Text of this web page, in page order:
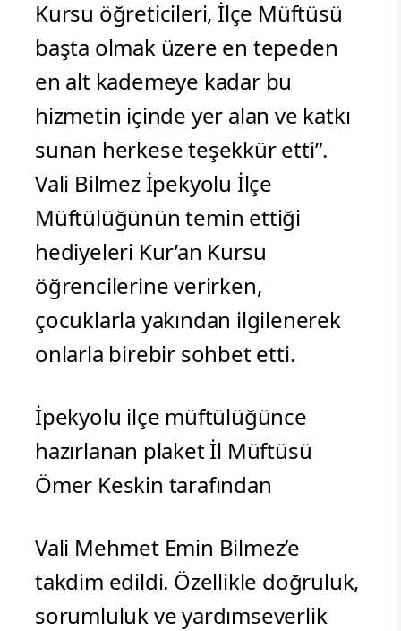
Kursu öğreticileri, İlçe Müftüsü
başta olmak üzere en tepeden
en alt kademeye kadar bu
hizmetin içinde yer alan ve katkı
sunan herkese teşekkür etti”.
Vali Bilmez İpekyolu İlçe
Müftülüğünün temin ettiği
hediyeleri Kur’an Kursu
öğrencilerine verirken,
çocuklarla yakından ilgilenerek
onlarla birebir sohbet etti.
İpekyolu ilçe müftülüğünce
hazırlanan plaket İl Müftüsü
Ömer Keskin tarafından
Vali Mehmet Emin Bilmez’e
takdim edildi. Özellikle doğruluk,
sorumluluk ve yardımseverlik